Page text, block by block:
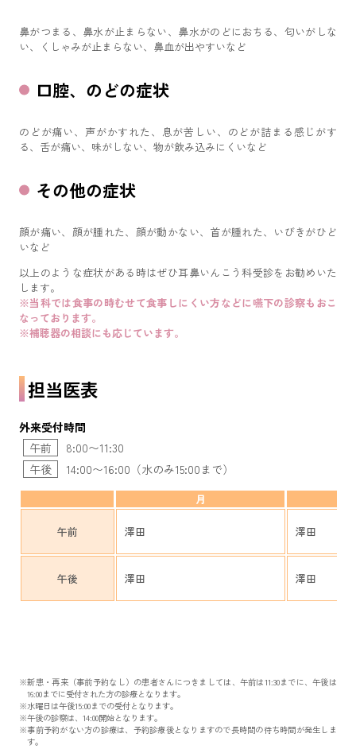
鼻がつまる、鼻水が止まらない、鼻水がのどにおちる、匂いがしな
い、くしゃみが止まらない、鼻血が出やすいなど
口腔、のどの症状
のどが痛い、声がかすれた、息が苦しい、のどが詰まる感じがす
る、舌が痛い、味がしない、物が飲み込みにくいなど
その他の症状
顔が痛い、顔が腫れた、顔が動かない、首が腫れた、いびきがひど
いなど
以上のような症状がある時はぜひ耳鼻いんこう科受診をお勧めいた
します。
※当科では食事の時むせて食事しにくい方などに嚥下の診察もおこ
なっております。
※補聴器の相談にも応じています。
担当医表
外来受付時間
午前
8:00〜11:30
午後
14:00〜16:00（水のみ15:00まで）
月
午前 澤田 澤田
午後 澤田 澤田
新患・再来（事前予約なし）の患者さんにつきましては、午前は11:30までに、午後は
16:00までに受付された方の診療となります。
水曜日は午後15:00までの受付となります。
午後の診察は、14:00開始となります。
事前予約がない方の診療は、予約診療後となりますので長時間の待ち時間が発生しま
す。